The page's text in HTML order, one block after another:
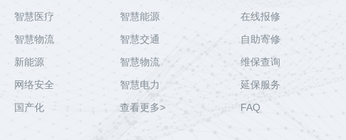
智慧医疗
智慧物流
新能源
网络安全
国产化
智慧能源
智慧交通
智慧物流
智慧电力
查看更多>
在线报修
自助寄修
维保查询
延保服务
FAQ